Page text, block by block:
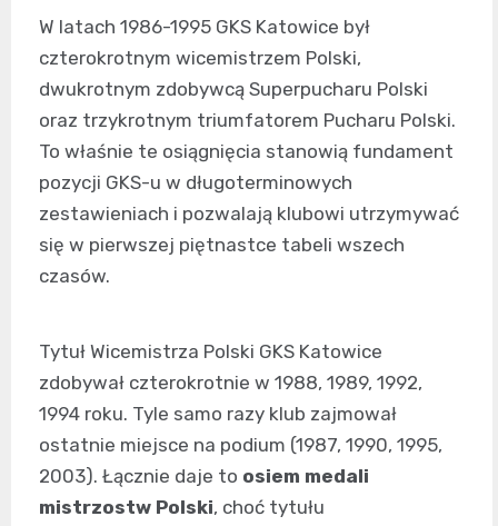
W latach 1986-1995 GKS Katowice był
czterokrotnym wicemistrzem Polski,
dwukrotnym zdobywcą Superpucharu Polski
oraz trzykrotnym triumfatorem Pucharu Polski.
To właśnie te osiągnięcia stanowią fundament
pozycji GKS-u w długoterminowych
zestawieniach i pozwalają klubowi utrzymywać
się w pierwszej piętnastce tabeli wszech
czasów.
Tytuł Wicemistrza Polski GKS Katowice
zdobywał czterokrotnie w 1988, 1989, 1992,
1994 roku. Tyle samo razy klub zajmował
ostatnie miejsce na podium (1987, 1990, 1995,
2003). Łącznie daje to osiem medali
mistrzostw Polski, choć tytułu